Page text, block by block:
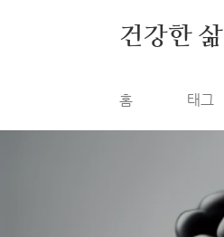
건강한 삶
홈 태그